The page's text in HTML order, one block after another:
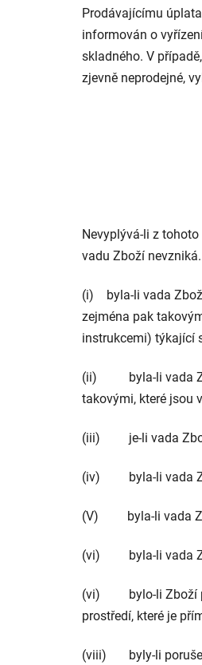
Prodávajícímu
informován o
skladného. V
zjevně neprodejné,
Nevyplývá-li z
vadu Zboží
(i) byla-li vada Zboží
zejména pak
instrukcemi) týkající
(ii) byla-li vada
takovými, které jsou
(iii) je-li vada Zboží
(iv) byla-li vada
(V) byla-li vada
(vi) byla-li vada
(vi) bylo-li Zboží
prostředí, které je
(viii) byly-li